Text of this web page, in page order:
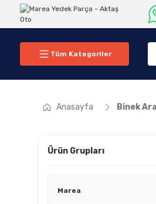
Tüm Kategoriler
Anasayfa Binek
Ürün Grupları
Marea